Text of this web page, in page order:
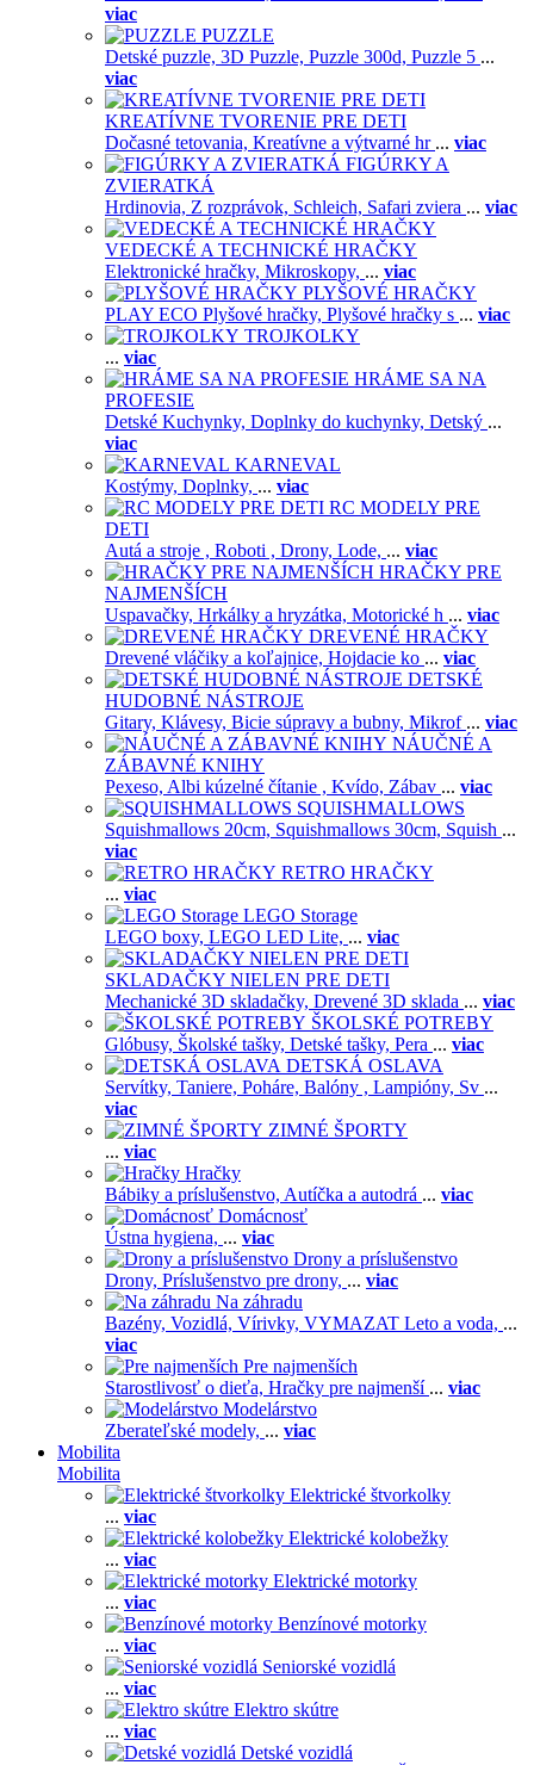
viac
PUZZLE
Detské puzzle, 3D Puzzle, Puzzle 300d, Puzzle 5 ...
viac
KREATÍVNE TVORENIE PRE DETI
Dočasné tetovania, Kreatívne a výtvarné hr ... viac
FIGÚRKY A
ZVIERATKÁ
Hrdinovia, Z rozprávok, Schleich, Safari zviera ... viac
VEDECKÉ A TECHNICKÉ HRAČKY
Elektronické hračky, Mikroskopy, ... viac
PLYŠOVÉ HRAČKY
PLAY ECO Plyšové hračky, Plyšové hračky s ... viac
TROJKOLKY
... viac
HRÁME SA NA
PROFESIE
Detské Kuchynky, Doplnky do kuchynky, Detský ...
viac
KARNEVAL
Kostýmy, Doplnky, ... viac
RC MODELY PRE
DETI
Autá a stroje , Roboti , Drony, Lode, ... viac
HRAČKY PRE
NAJMENŠÍCH
Uspavačky, Hrkálky a hryzátka, Motorické h ... viac
DREVENÉ HRAČKY
Drevené vláčiky a koľajnice, Hojdacie ko ... viac
DETSKÉ
HUDOBNÉ NÁSTROJE
Gitary, Klávesy, Bicie súpravy a bubny, Mikrof ... viac
NÁUČNÉ A
ZÁBAVNÉ KNIHY
Pexeso, Albi kúzelné čítanie , Kvído, Zábav ... viac
SQUISHMALLOWS
Squishmallows 20cm, Squishmallows 30cm, Squish ...
viac
RETRO HRAČKY
... viac
LEGO Storage
LEGO boxy, LEGO LED Lite, ... viac
SKLADAČKY NIELEN PRE DETI
Mechanické 3D skladačky, Drevené 3D sklada ... viac
ŠKOLSKÉ POTREBY
Glóbusy, Školské tašky, Detské tašky, Pera ... viac
DETSKÁ OSLAVA
Servítky, Taniere, Poháre, Balóny , Lampióny, Sv ...
viac
ZIMNÉ ŠPORTY
... viac
Hračky
Bábiky a príslušenstvo, Autíčka a autodrá ... viac
Domácnosť
Ústna hygiena, ... viac
Drony a príslušenstvo
Drony, Príslušenstvo pre drony, ... viac
Na záhradu
Bazény, Vozidlá, Vírivky, VYMAZAT Leto a voda, ...
viac
Pre najmenších
Starostlivosť o dieťa, Hračky pre najmenší ... viac
Modelárstvo
Zberateľské modely, ... viac
Mobilita
Mobilita
Elektrické štvorkolky
... viac
Elektrické kolobežky
... viac
Elektrické motorky
... viac
Benzínové motorky
... viac
Seniorské vozidlá
... viac
Elektro skútre
... viac
Detské vozidlá